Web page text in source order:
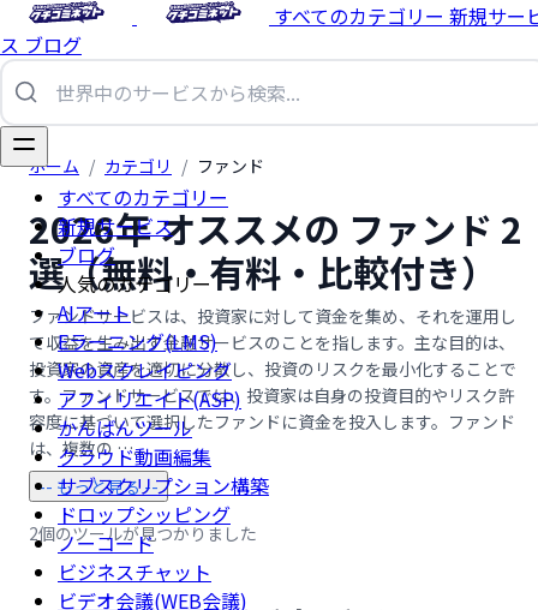
すべてのカテゴリー 新規サー
ス ブログ
すべてのカテゴリー
新規サービス
ブログ
人気のカテゴリー
AIアート
Eラーニング(LMS)
Webスクレイピング
アフィリエイト(ASP)
かんばんツール
クラウド動画編集
サブスクリプション構築
ドロップシッピング
ノーコード
ビジネスチャット
ビデオ会議(WEB会議)
ホーム / カテゴリ / ファンド
2026年 オススメの ファンド 2
選（無料・有料・比較付き）
ファンドサービスは、投資家に対して資金を集め、それを運用し
て収益を生み出す金融サービスのことを指します。主な目的は、
投資家の資産を適切に分散し、投資のリスクを最小化することで
す。ファンドサービスでは、投資家は自身の投資目的やリスク許
容度に基づいて選択したファンドに資金を投入します。ファンド
は、複数の …...
-- もっと見る --
2個のツールが見つかりました